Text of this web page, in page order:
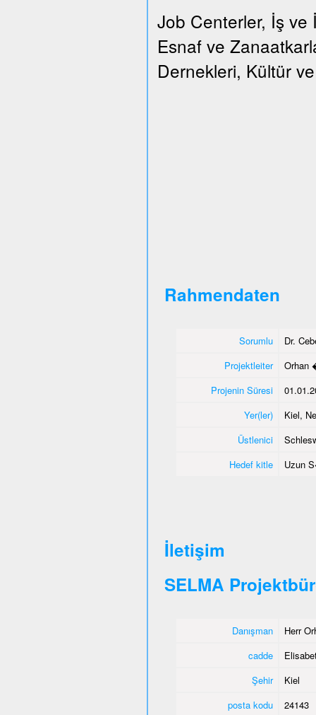
Job Centerler, İş ve
Esnaf ve
Dernekleri, Kültür
Rahmendaten
Sorumlu
Dr.
Projektleiter
Orhan
Projenin Süresi
Yer(ler)
Kiel,
Üstlenici
Hedef kitle
Uzun
İletişim
SELMA
Danışman
Herr
cadde
Şehir
Kiel
posta kodu
24143